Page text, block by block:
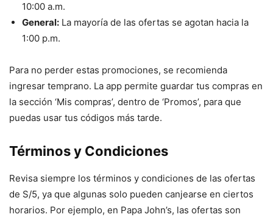
10:00 a.m.
General: La mayoría de las ofertas se agotan hacia la
1:00 p.m.
Para no perder estas promociones, se recomienda
ingresar temprano. La app permite guardar tus compras en
la sección ‘Mis compras’, dentro de ‘Promos’, para que
puedas usar tus códigos más tarde.
Términos y Condiciones
Revisa siempre los términos y condiciones de las ofertas
de S/5, ya que algunas solo pueden canjearse en ciertos
horarios. Por ejemplo, en Papa John’s, las ofertas son